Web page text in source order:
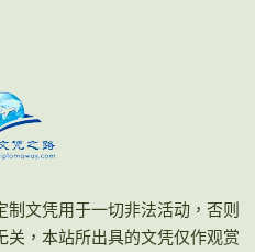
文凭用于一切非法活动，否则
，本站所出具的文凭仅作观赏